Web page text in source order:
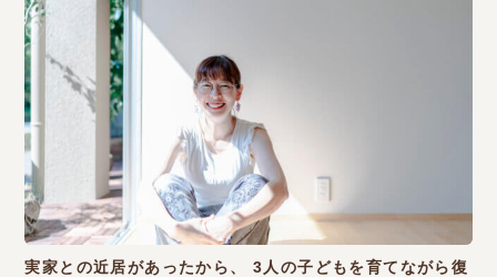
実家との近居があったから、 3人の子どもを育てながら復